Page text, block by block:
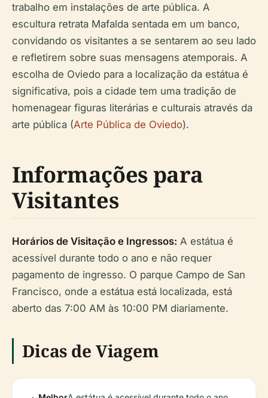
trabalho em instalações de arte pública. A
escultura retrata Mafalda sentada em um banco,
convidando os visitantes a se sentarem ao seu lado
e refletirem sobre suas mensagens atemporais. A
escolha de Oviedo para a localização da estátua é
significativa, pois a cidade tem uma tradição de
homenagear figuras literárias e culturais através da
arte pública (Arte Pública de Oviedo).
Informações para
Visitantes
Horários de Visitação e Ingressos: A estátua é
acessível durante todo o ano e não requer
pagamento de ingresso. O parque Campo de San
Francisco, onde a estátua está localizada, está
aberto das 7:00 AM às 10:00 PM diariamente.
Dicas de Viagem